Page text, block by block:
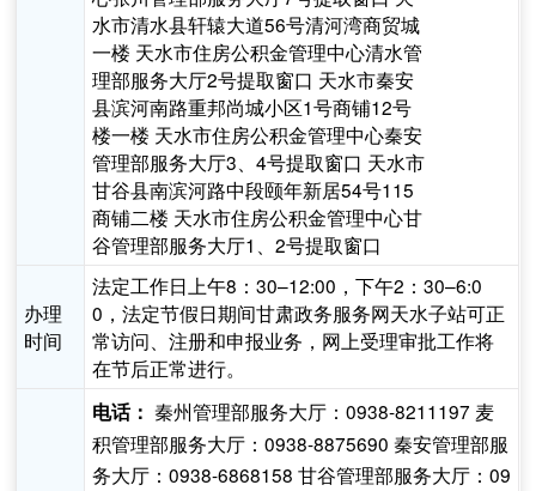
水市清水县轩辕大道56号清河湾商贸城
一楼 天水市住房公积金管理中心清水管
理部服务大厅2号提取窗口 天水市秦安
县滨河南路重邦尚城小区1号商铺12号
楼一楼 天水市住房公积金管理中心秦安
管理部服务大厅3、4号提取窗口 天水市
甘谷县南滨河路中段颐年新居54号115
商铺二楼 天水市住房公积金管理中心甘
谷管理部服务大厅1、2号提取窗口
办理
时间
法定工作日上午8：30–12:00，下午2：30–6:0
0，法定节假日期间甘肃政务服务网天水子站可正
常访问、注册和申报业务，网上受理审批工作将
在节后正常进行。
电话： 秦州管理部服务大厅：0938-8211197 麦
积管理部服务大厅：0938-8875690 秦安管理部服
务大厅：0938-6868158 甘谷管理部服务大厅：09